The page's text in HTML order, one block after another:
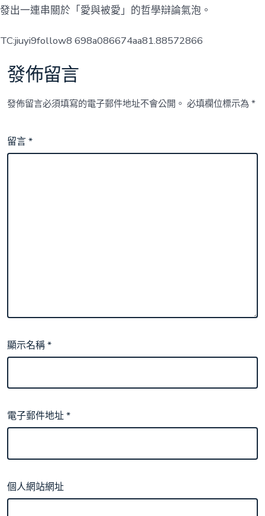
發出一連串關於「愛與被愛」的哲學辯論氣泡。
TC:jiuyi9follow8 698a086674aa81.88572866
發佈留言
發佈留言必須填寫的電子郵件地址不會公開。 必填欄位標示為*
留言*
顯示名稱*
電子郵件地址*
個人網站網址